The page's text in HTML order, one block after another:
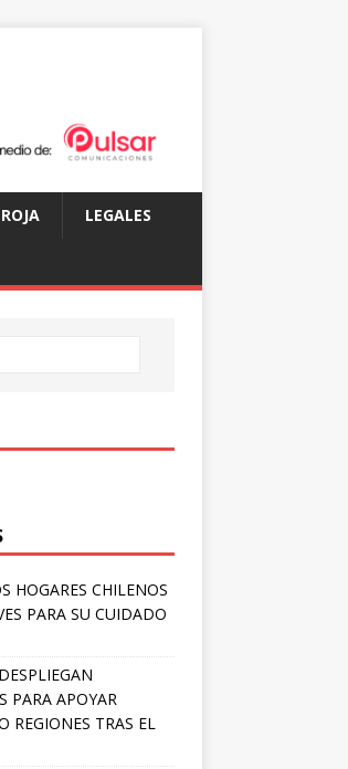
LEGALES
HOGARES CHILENOS
PARA SU CUIDADO
PARA APOYAR
REGIONES TRAS EL